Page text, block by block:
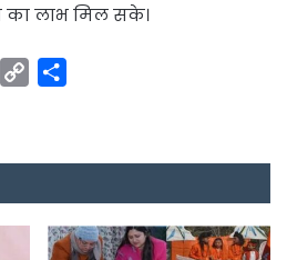
का लाभ मिल सके।
y
r